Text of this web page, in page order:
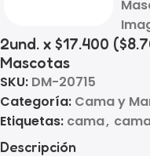
2und. x $17.400
Mascotas
SKU: DM-20715
Categoría: Cama y
Etiquetas: cama,
Descripción